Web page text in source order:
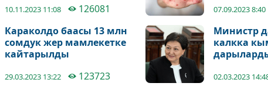
10.11.2023 11:08 126081 07.09.2023 8:40
Караколдо баасы 13 млн
сомдук жер мамлекетке
кайтарылды
29.03.2023 13:22 123723
Министр
калкка
02.03.2023